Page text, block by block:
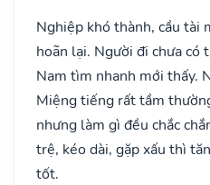
Nghiệp khó thành, cầu tài
hoãn lại. Người đi chưa có
Nam tìm nhanh mới thấy.
Miệng tiếng rất tầm
nhưng làm gì đều chắc
trệ, kéo dài, gặp xấu thì
tốt.